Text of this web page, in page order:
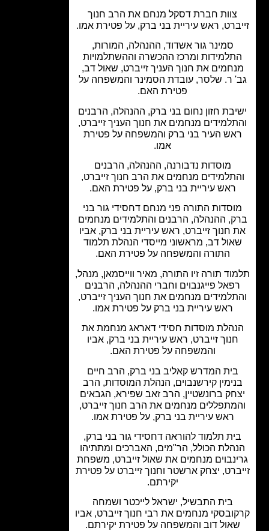
צוות חברת דסקל מנחם את הרב חנוך
ראש עיריית בני ברק, על פטירת אמו.
סמינר גור אשדוד, ההנהלה, המורות,
ומרכז ההכשרה וההשתלמויות
את חנוך העניך זייברט, שאול דב,
ר. שלסר, עובדת הסמינר והמשפחה על
פטירת האם.
חזון נחום בני ברק, ההנהלה, הרבנים
מנחמים את חנוך העניך זייברט,
העיר בני ברק והמשפחה על פטירת
מוסדות נדבורנה, ההנהלה, הרבנים
מנחמים את הרב חנוך זייברט,
ראש עיריית בני ברק, על פטירת האם.
התורה פני מנחם דחסידי גור בני
ההנהלה, הרבנים והתלמידים מנחמים
חנוך זייברט, ראש עיריית בני ברק, אביו
דב, מראשוני מייסדי הנהלת תלמוד
התורה והמשפחה על פטירת האם.
תורה זיו התורה, מאיר ווייסמאן, מנהל,
פייגנבוים וחברי ההנהלה, הרבנים
מנחמים את חנוך העניך זייברט,
ראש עיריית בני ברק על פטירת אמו.
מוסדות חסידי דאראג מנחמת את
חנוך זייברט, ראש עיריית בני ברק, אביו
והמשפחה על פטירת האם.
בית המדרש קאליב בני ברק, הרב חיים
קירשנבוים, הנהלת המוסדות, הרב
ברונשטיין, הרב זאב שפירא, הגבאים
מנחמים את הרב חנוך זייברט,
ראש עיריית בני ברק, על פטירת אמו.
תלמוד להוראה דחסידי גור בני ברק,
הכולל, הר"מים, האברכים ומתתיהו
מנחמים את שאול זייברט, משפחת
יצחק ארשטר וחנוך זייברט על פטירת
בית התבשיל, ישראל לייכטר ושמחה
מנחמים את רבי חנוך זייברט, אביו
דוב והמשפחה על פטירת יקירתם.